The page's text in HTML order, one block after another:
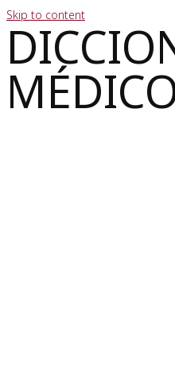
Skip to content